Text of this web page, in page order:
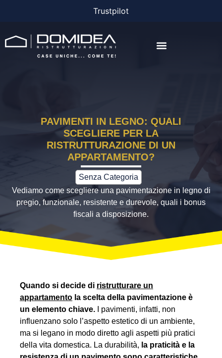
Trustpilot
PAVIMENTI IN LEGNO: QUALI
SCEGLIERE PER LA
RISTRUTTURAZIONE DI UN
APPARTAMENTO?
Senza Categoria
Vediamo come scegliere una pavimentazione in legno di
pregio, funzionale, resistente e durevole, quali i bonus
fiscali a disposizione.
Quando si decide di ristrutturare un
appartamento la scelta della pavimentazione è
un elemento chiave. I pavimenti, infatti, non
influenzano solo l’aspetto estetico di un ambiente,
ma si legano in modo diretto agli aspetti più pratici
della vita domestica. La durabilità, la praticità e la